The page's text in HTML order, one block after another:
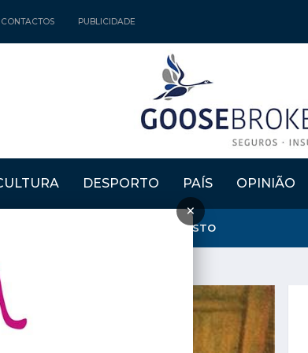
CONTACTOS PUBLICIDADE
DESPORTO PAÍS OPINIÃO
×
REGRESSAM DE 15 A 30 DE AGOSTO